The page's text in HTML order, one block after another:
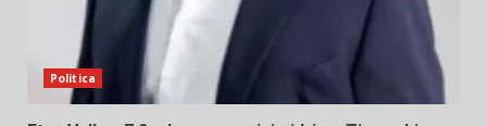
Politica